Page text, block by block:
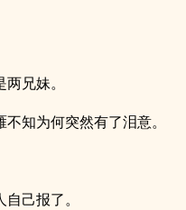
兄妹。
知为何突然有了泪意。
己报了。